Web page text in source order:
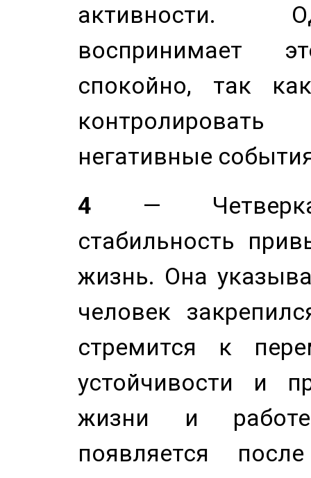
активности.
воспринимает
спокойно, так
негативные
4 — Четверка
стабильность
жизнь. Она
человек
стремится к
устойчивости и
жизни и
появляется